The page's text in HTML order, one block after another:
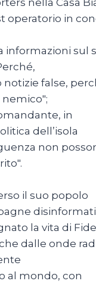
operatorio in
informazioni sul
false,
in
dell’isola
non
il suo popolo
la vita di
dalle onde
al mondo, con